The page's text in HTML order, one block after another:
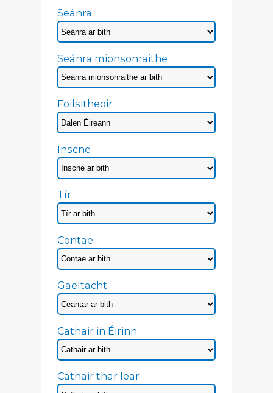
Seánra
Seánra mionsonraithe
Foilsitheoir
Inscne
Tír
Contae
Gaeltacht
Cathair in Éirinn
Cathair thar lear